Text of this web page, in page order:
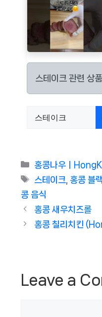
스테이크 관련 상
Categories
홍콩나우ㅣ
Tags
스테이크 홍콩 블
콩 음식
홍콩 새우치즈롤
홍콩 칠리치킨
Leave a